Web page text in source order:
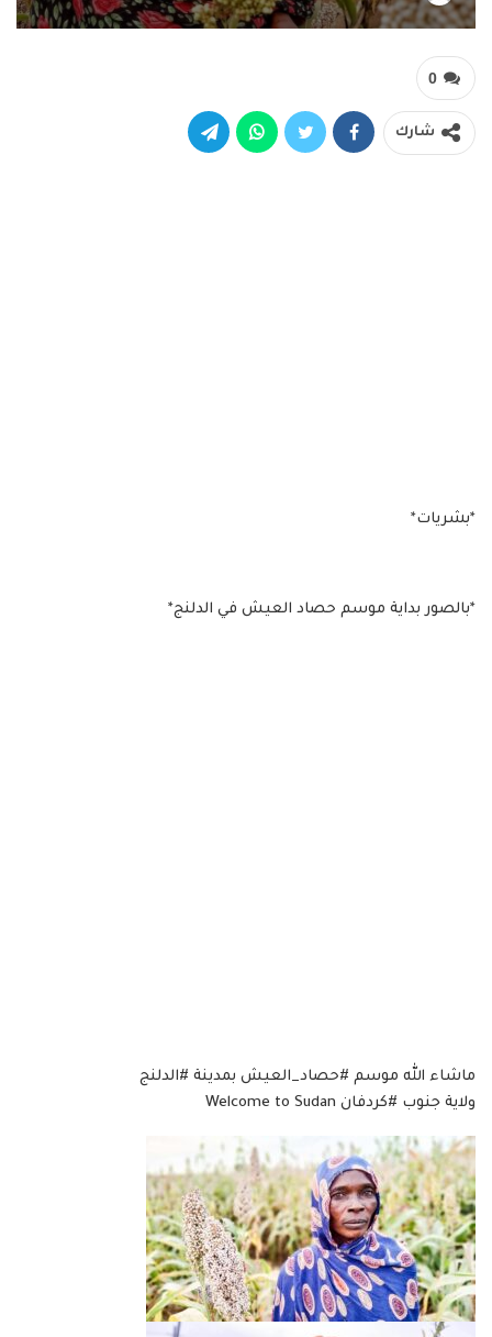
0
شارك
*بشريات*
*بالصور بداية موسم حصاد العيش في الدلنج*
ماشاء الله موسم #حصاد_العيش بمدينة #الدلنج
ولاية جنوب #كردفان Welcome to Sudan